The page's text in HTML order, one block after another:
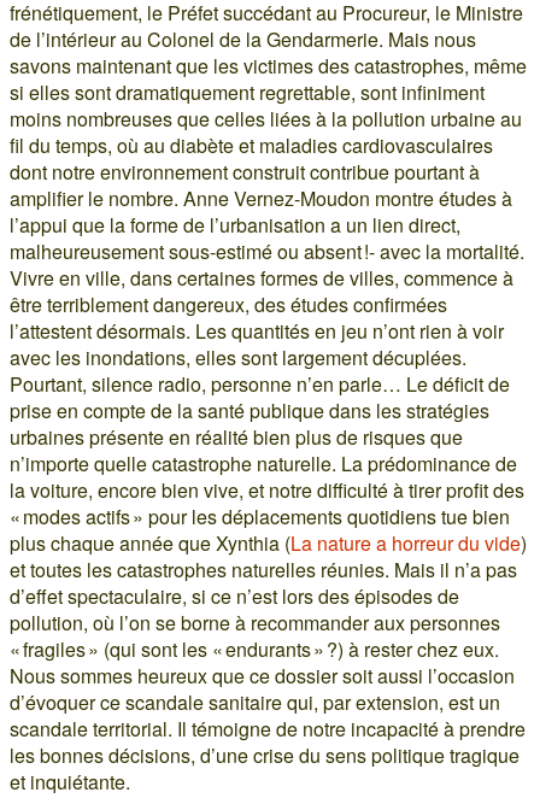
frénétiquement, le Préfet succédant au Procureur, le Ministre
de l’intérieur au Colonel de la Gendarmerie. Mais nous
savons maintenant que les victimes des catastrophes, même
si elles sont dramatiquement regrettable, sont infiniment
moins nombreuses que celles liées à la pollution urbaine au
fil du temps, où au diabète et maladies cardiovasculaires
dont notre environnement construit contribue pourtant à
amplifier le nombre. Anne Vernez-Moudon montre études à
l’appui que la forme de l’urbanisation a un lien direct,
malheureusement sous-estimé ou absent !- avec la mortalité.
Vivre en ville, dans certaines formes de villes, commence à
être terriblement dangereux, des études confirmées
l’attestent désormais. Les quantités en jeu n’ont rien à voir
avec les inondations, elles sont largement décuplées.
Pourtant, silence radio, personne n’en parle… Le déficit de
prise en compte de la santé publique dans les stratégies
urbaines présente en réalité bien plus de risques que
n’importe quelle catastrophe naturelle. La prédominance de
la voiture, encore bien vive, et notre difficulté à tirer profit des
« modes actifs » pour les déplacements quotidiens tue bien
plus chaque année que Xynthia (La nature a horreur du vide)
et toutes les catastrophes naturelles réunies. Mais il n’a pas
d’effet spectaculaire, si ce n’est lors des épisodes de
pollution, où l’on se borne à recommander aux personnes
« fragiles » (qui sont les « endurants » ?) à rester chez eux.
Nous sommes heureux que ce dossier soit aussi l’occasion
d’évoquer ce scandale sanitaire qui, par extension, est un
scandale territorial. Il témoigne de notre incapacité à prendre
les bonnes décisions, d’une crise du sens politique tragique
et inquiétante.